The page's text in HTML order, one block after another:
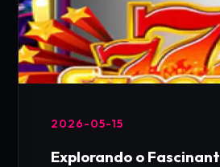
2026-05-15
Explorando o